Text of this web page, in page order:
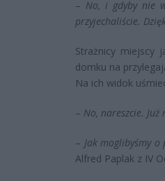
– No, i gdyby nie
przyjechaliście.
Strażnicy miejscy
domku na
Na ich widok
– No, nareszcie.
– Jak moglibyśmy o
Alfred Paplak z IV